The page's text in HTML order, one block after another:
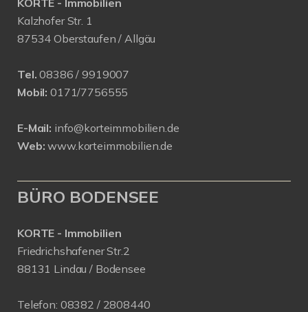
KORTE - Immobilien
Kalzhofer Str. 1
87534 Oberstaufen / Allgäu
Tel. 08386 / 9919007
Mobil: 0171/7756555
E-Mail: info@korteimmobilien.de
Web: www.korteimmobilien.de
BÜRO BODENSEE
KORTE - Immobilien
Friedrichshafener Str.2
88131 Lindau / Bodensee
Telefon: 08382 / 2808440